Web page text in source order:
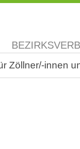
Zöllner/-innen